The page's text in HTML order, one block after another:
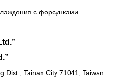
Dist., Tainan City 71041, Taiwan